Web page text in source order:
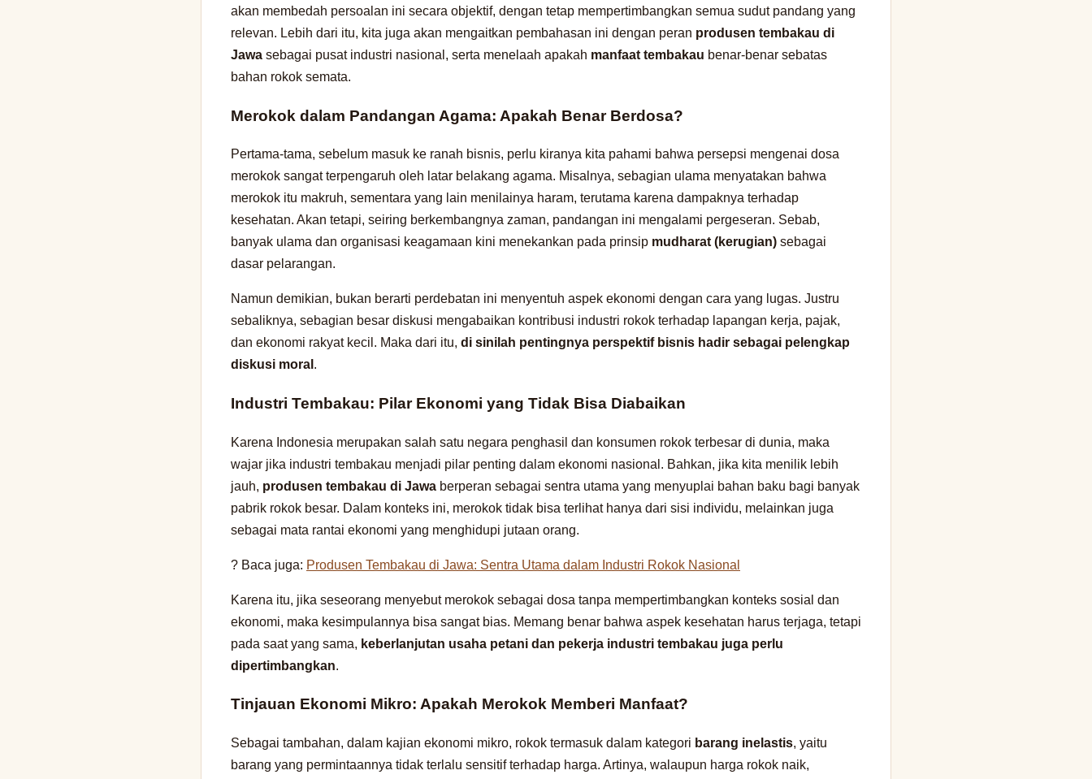
akan membedah persoalan ini secara objektif, dengan tetap mempertimbangkan semua sudut pandang yang
relevan. Lebih dari itu, kita juga akan mengaitkan pembahasan ini dengan peran produsen tembakau di
Jawa sebagai pusat industri nasional, serta menelaah apakah manfaat tembakau benar-benar sebatas
bahan rokok semata.
Merokok dalam Pandangan Agama: Apakah Benar Berdosa?
Pertama-tama, sebelum masuk ke ranah bisnis, perlu kiranya kita pahami bahwa persepsi mengenai dosa
merokok sangat terpengaruh oleh latar belakang agama. Misalnya, sebagian ulama menyatakan bahwa
merokok itu makruh, sementara yang lain menilainya haram, terutama karena dampaknya terhadap
kesehatan. Akan tetapi, seiring berkembangnya zaman, pandangan ini mengalami pergeseran. Sebab,
banyak ulama dan organisasi keagamaan kini menekankan pada prinsip mudharat (kerugian) sebagai
dasar pelarangan.
Namun demikian, bukan berarti perdebatan ini menyentuh aspek ekonomi dengan cara yang lugas. Justru
sebaliknya, sebagian besar diskusi mengabaikan kontribusi industri rokok terhadap lapangan kerja, pajak,
dan ekonomi rakyat kecil. Maka dari itu, di sinilah pentingnya perspektif bisnis hadir sebagai pelengkap
diskusi moral .
Industri Tembakau: Pilar Ekonomi yang Tidak Bisa Diabaikan
Karena Indonesia merupakan salah satu negara penghasil dan konsumen rokok terbesar di dunia, maka
wajar jika industri tembakau menjadi pilar penting dalam ekonomi nasional. Bahkan, jika kita menilik lebih
jauh, produsen tembakau di Jawa berperan sebagai sentra utama yang menyuplai bahan baku bagi banyak
pabrik rokok besar. Dalam konteks ini, merokok tidak bisa terlihat hanya dari sisi individu, melainkan juga
sebagai mata rantai ekonomi yang menghidupi jutaan orang.
? Baca juga: Produsen Tembakau di Jawa: Sentra Utama dalam Industri Rokok Nasional
Karena itu, jika seseorang menyebut merokok sebagai dosa tanpa mempertimbangkan konteks sosial dan
ekonomi, maka kesimpulannya bisa sangat bias. Memang benar bahwa aspek kesehatan harus terjaga, tetapi
pada saat yang sama, keberlanjutan usaha petani dan pekerja industri tembakau juga perlu
dipertimbangkan.
Tinjauan Ekonomi Mikro: Apakah Merokok Memberi Manfaat?
Sebagai tambahan, dalam kajian ekonomi mikro, rokok termasuk dalam kategori barang inelastis, yaitu
barang yang permintaannya tidak terlalu sensitif terhadap harga. Artinya, walaupun harga rokok naik,